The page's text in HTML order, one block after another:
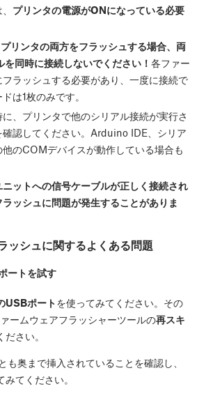
プリンタの電源がONになっている必要
リンタの両方をフラッシュする場合、両
同時に接続しないでください！ 各ファー
フラッシュする必要があり、一度に接続で
は1枚のみです。
、プリンタで他のシリアル接続が実行さ
確認してください。Arduino IDE、シリア
他のCOMデバイスが動作している場合も
ットへの信号ケーブルが正しく接続され
ッシュに問題が発生することがありま
ッシュに関するよくある問題
ートを試す
USBポートを使ってみてください。その
ームウェアフラッシャーツールの再スキ
さい。
も奥まで挿入されていることを確認し、
てください。